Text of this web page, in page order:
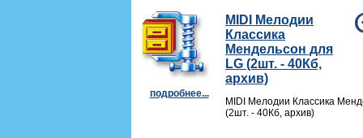
подробнее...
MIDI Мелодии
Классика
Мендельсон для
LG (2шт. - 40Кб,
архив)
MIDI Мелодии Классика
(2шт. - 40Кб, архив)